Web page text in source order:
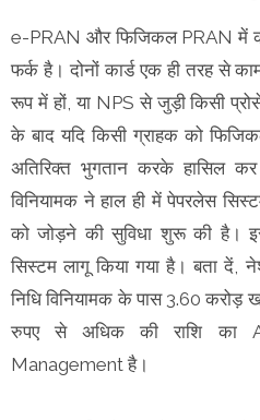
e-PRAN और फिजिकल PRAN में
फर्क है। दोनों कार्ड एक ही तरह से
रूप में हों, या NPS से जुड़ी किसी
के बाद यदि किसी ग्राहक को
अतिरिक्त भुगतान करके हासिल
विनियामक ने हाल ही में पेपरलेस
को जोड़ने की सुविधा शुरू की है।
सिस्टम लागू किया गया है। बता
निधि विनियामक के पास 3.60
रुपए से अधिक की राशि का
Management है।